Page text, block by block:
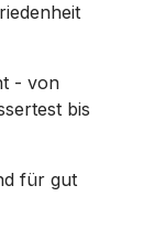
- von
bis
für gut